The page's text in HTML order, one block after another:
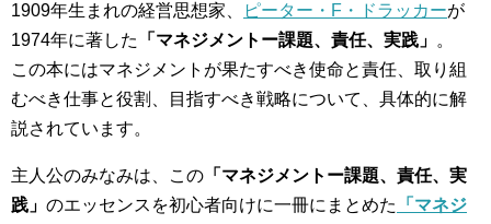
1909年生まれの経営思想家、
ピーター・F・ドラッカーが
1974年に著した
「マネジメントー課題、責任、実践」 。
この本にはマネジメントが果たすべき使命と責任、取り組
むべき仕事と役割、目指すべき戦略について、具体的に解
説されています。
主人公のみなみは、この 「マネジメントー課題、責任、実
践」 のエッセンスを初心者向けに一冊にまとめた
「マネジ